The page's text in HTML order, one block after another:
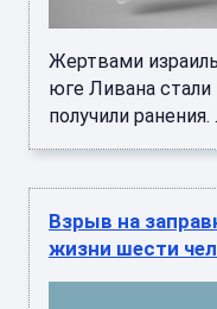
Жертвами
юге Ливана
получили ранения.
Взрыв на
жизни шести